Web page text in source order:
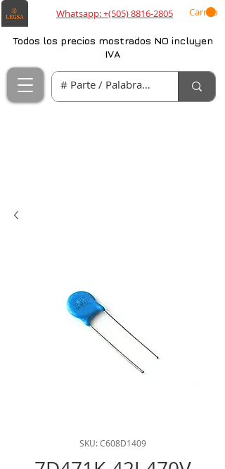
Whatsapp: +(505) 8816-2805 Carrito
Todos los precios mostrados NO incluyen
IVA
SKU: C608D1409